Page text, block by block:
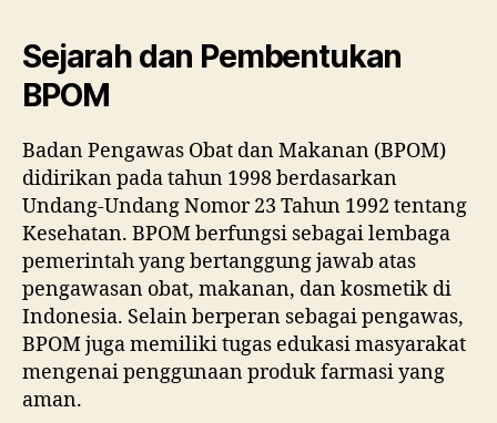
Sejarah dan Pembentukan
BPOM
Badan Pengawas Obat dan Makanan (BPOM)
didirikan pada tahun 1998 berdasarkan
Undang-Undang Nomor 23 Tahun 1992 tentang
Kesehatan. BPOM berfungsi sebagai lembaga
pemerintah yang bertanggung jawab atas
pengawasan obat, makanan, dan kosmetik di
Indonesia. Selain berperan sebagai pengawas,
BPOM juga memiliki tugas edukasi masyarakat
mengenai penggunaan produk farmasi yang
aman.